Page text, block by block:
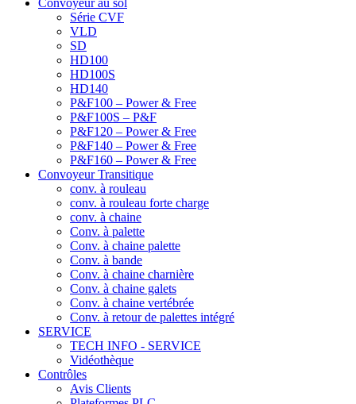
Convoyeur au sol
Série CVF
VLD
SD
HD100
HD100S
HD140
P&F100 – Power & Free
P&F100S – P&F
P&F120 – Power & Free
P&F140 – Power & Free
P&F160 – Power & Free
Convoyeur Transitique
conv. à rouleau
conv. à rouleau forte charge
conv. à chaine
Conv. à palette
Conv. à chaine palette
Conv. à bande
Conv. à chaine charnière
Conv. à chaine galets
Conv. à chaine vertébrée
Conv. à retour de palettes intégré
SERVICE
TECH INFO - SERVICE
Vidéothèque
Contrôles
Avis Clients